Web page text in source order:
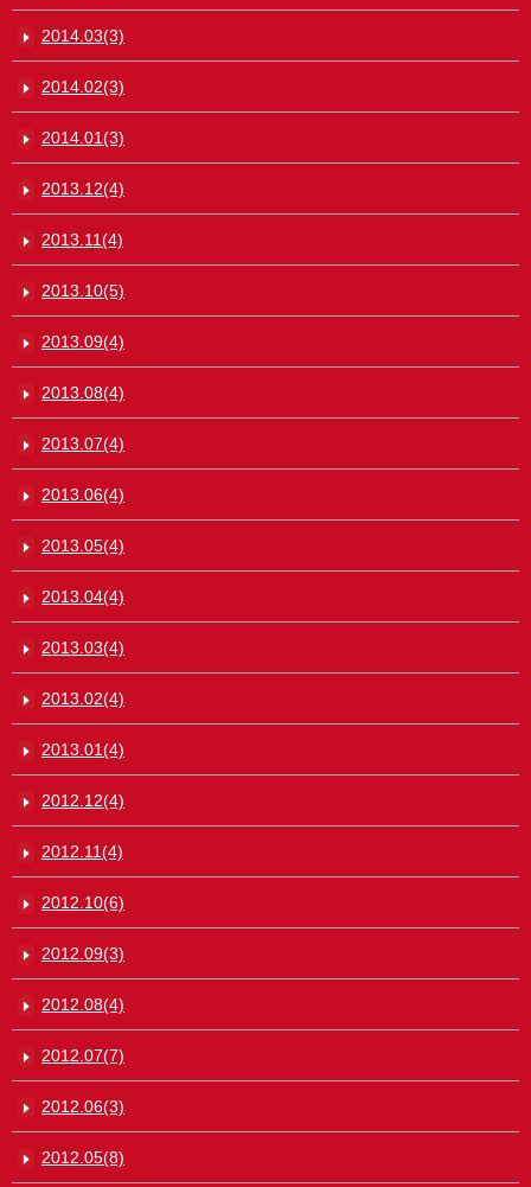
2014.03(3)
2014.02(3)
2014.01(3)
2013.12(4)
2013.11(4)
2013.10(5)
2013.09(4)
2013.08(4)
2013.07(4)
2013.06(4)
2013.05(4)
2013.04(4)
2013.03(4)
2013.02(4)
2013.01(4)
2012.12(4)
2012.11(4)
2012.10(6)
2012.09(3)
2012.08(4)
2012.07(7)
2012.06(3)
2012.05(8)